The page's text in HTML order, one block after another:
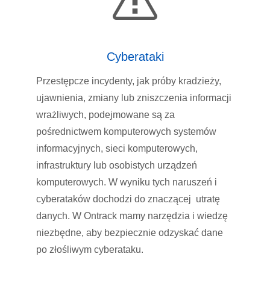
Cyberataki
Przestępcze incydenty, jak próby kradzieży,
ujawnienia, zmiany lub zniszczenia informacji
wrażliwych, podejmowane są za
pośrednictwem komputerowych systemów
informacyjnych, sieci komputerowych,
infrastruktury lub osobistych urządzeń
komputerowych. W wyniku tych naruszeń i
cyberataków dochodzi do znaczącej utratę
danych. W Ontrack mamy narzędzia i wiedzę
niezbędne, aby bezpiecznie odzyskać dane
po złośliwym cyberataku.